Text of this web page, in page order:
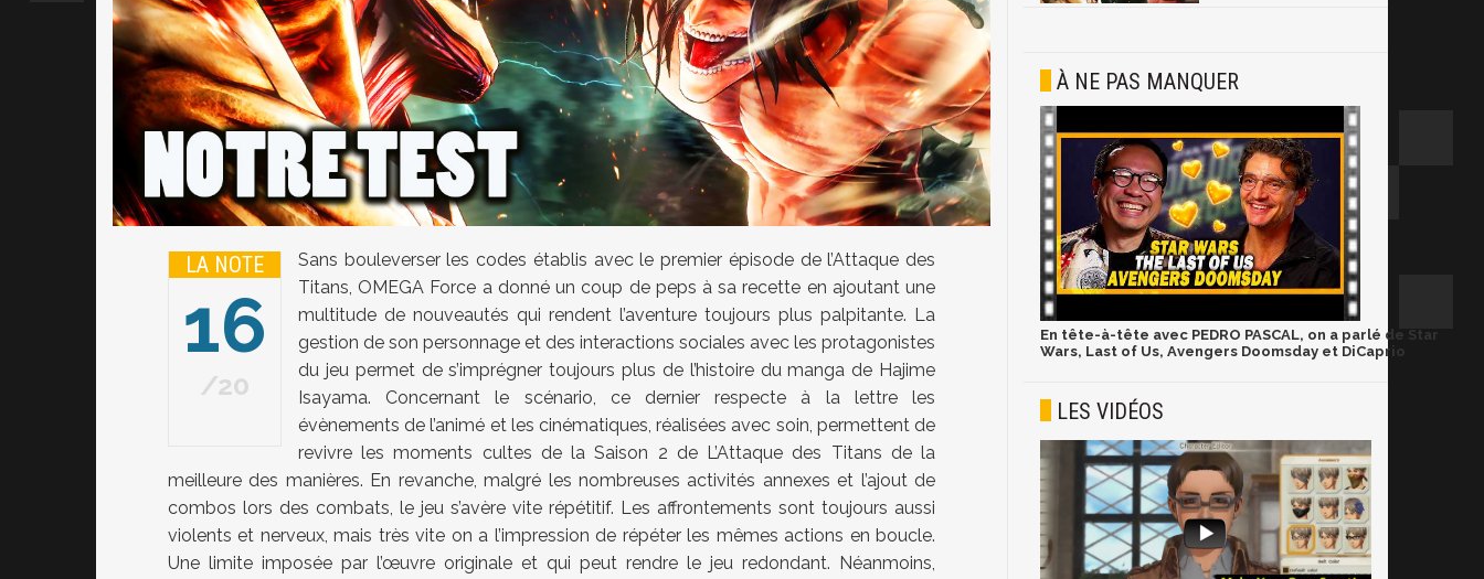
LA NOTE
16
20
Sans bouleverser les codes établis avec le premier épisode de l’Attaque des
Titans, OMEGA Force a donné un coup de peps à sa recette en ajoutant une
multitude de nouveautés qui rendent l’aventure toujours plus palpitante. La
gestion de son personnage et des interactions sociales avec les protagonistes
du jeu permet de s’imprégner toujours plus de l’histoire du manga de Hajime
Isayama. Concernant le scénario, ce dernier respecte à la lettre les
évènements de l’animé et les cinématiques, réalisées avec soin, permettent de
revivre les moments cultes de la Saison 2 de L’Attaque des Titans de la
meilleure des manières. En revanche, malgré les nombreuses activités annexes et l’ajout de
combos lors des combats, le jeu s’avère vite répétitif. Les affrontements sont toujours aussi
violents et nerveux, mais très vite on a l’impression de répéter les mêmes actions en boucle.
Une limite imposée par l’œuvre originale et qui peut rendre le jeu redondant. Néanmoins,
À NE PAS MANQUER
En tête-à-tête avec PEDRO PASCAL, on a parlé de Star
Wars, Last of Us, Avengers Doomsday et DiCaprio
LES VIDÉOS